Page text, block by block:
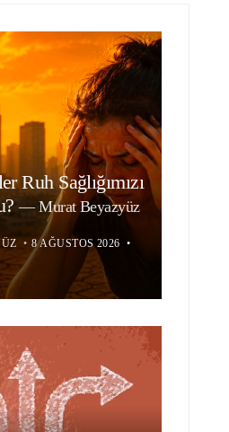
Ruh Sağlığımızı
—Murat Beyazyüz
• 8 AĞUSTOS 2026 •